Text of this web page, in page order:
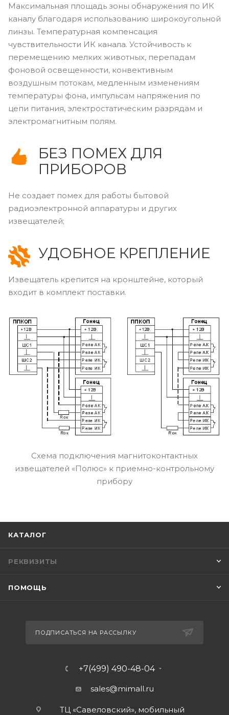
Максимальная площадь зоны обнаружения по ИК
каналу благодаря использованию широкоугольной
линзы. Температурная компенсация
чувствительности ИК канала. Устойчивость к
перемещению мелких животных, перепадам
фоновой освещенности, конвективным
воздушным потокам, медленным изменениям
температуры фона, импульсам напряжения по
цепи питания, электростатическим разрядам и
электромагнитным полям.
БЕЗ ПОМЕХ ДЛЯ
ПРИБОРОВ
Не создает помех для работы бытовой
радиоэлектронной аппаратуры и других
извещателей;
УДОБНОЕ КРЕПЛЕНИЕ
Извещатель крепится на кронштейне, который
входит в комплект поставки.
Схема подключения магнитоконтактных
извещателей «Полюс» к приемно-контрольному
прибору
КАТАЛОГ
РЕКВИЗИТЫ
ПОМОЩЬ
ПОДПИСАТЬСЯ НА РАССЫЛКУ
+7(499) 490-48-04
sales@mimall.ru
ТЦ «Савеловский», мобильный